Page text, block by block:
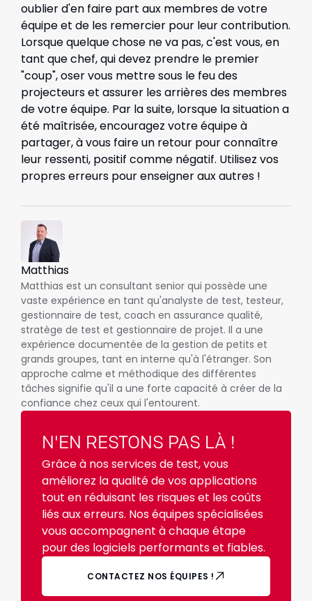
oublier d'en faire part aux membres de votre
équipe et de les remercier pour leur contribution.
Lorsque quelque chose ne va pas, c'est vous, en
tant que chef, qui devez prendre le premier
"coup", oser vous mettre sous le feu des
projecteurs et assurer les arrières des membres
de votre équipe. Par la suite, lorsque la situation a
été maîtrisée, encouragez votre équipe à
partager, à vous faire un retour pour connaître
leur ressenti, positif comme négatif. Utilisez vos
propres erreurs pour enseigner aux autres !
Matthias
Matthias est un consultant senior qui possède une
vaste expérience en tant qu'analyste de test, testeur,
gestionnaire de test, coach en assurance qualité,
stratège de test et gestionnaire de projet. Il a une
expérience documentée de la gestion de petits et
grands groupes, tant en interne qu'à l'étranger. Son
approche calme et méthodique des différentes
tâches signifie qu'il a une forte capacité à créer de la
confiance chez ceux qui l'entourent.
N'EN RESTONS PAS LÀ !
Grâce à nos services de test, vous
améliorez la qualité de vos applications
tout en réduisant les risques et les coûts
liés aux erreurs. Nos équipes spécialisées
vous accompagnent à chaque étape
pour des logiciels performants et fiables.
CONTACTEZ NOS ÉQUIPES !